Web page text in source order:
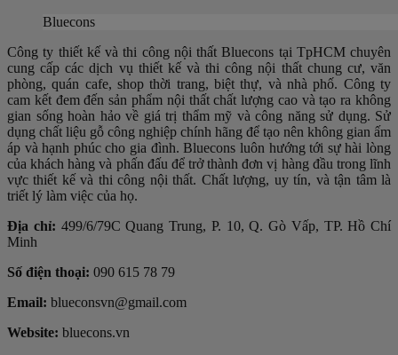
Bluecons
Công ty thiết kế và thi công nội thất Bluecons tại TpHCM chuyên
cung cấp các dịch vụ thiết kế và thi công nội thất chung cư, văn
phòng, quán cafe, shop thời trang, biệt thự, và nhà phố. Công ty
cam kết đem đến sản phẩm nội thất chất lượng cao và tạo ra không
gian sống hoàn hảo về giá trị thẩm mỹ và công năng sử dụng. Sử
dụng chất liệu gỗ công nghiệp chính hãng để tạo nên không gian ấm
áp và hạnh phúc cho gia đình. Bluecons luôn hướng tới sự hài lòng
của khách hàng và phấn đấu để trở thành đơn vị hàng đầu trong lĩnh
vực thiết kế và thi công nội thất. Chất lượng, uy tín, và tận tâm là
triết lý làm việc của họ.
Địa chỉ: 499/6/79C Quang Trung, P. 10, Q. Gò Vấp, TP. Hồ Chí
Minh
Số điện thoại: 090 615 78 79
Email: blueconsvn@gmail.com
Website: bluecons.vn